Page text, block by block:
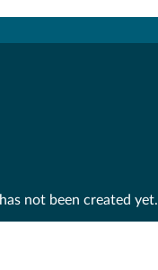
has not been created yet.